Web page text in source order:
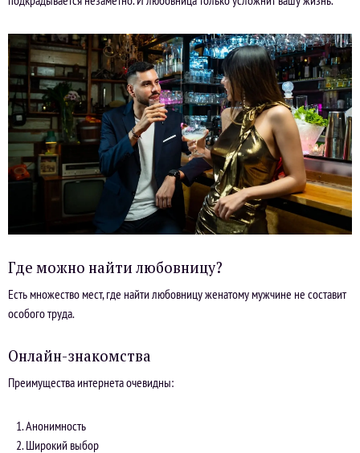
Где можно найти любовницу?
Есть множество мест, где найти любовницу женатому мужчине не составит
особого труда.
Онлайн-знакомства
Преимущества интернета очевидны:
Анонимность
Широкий выбор